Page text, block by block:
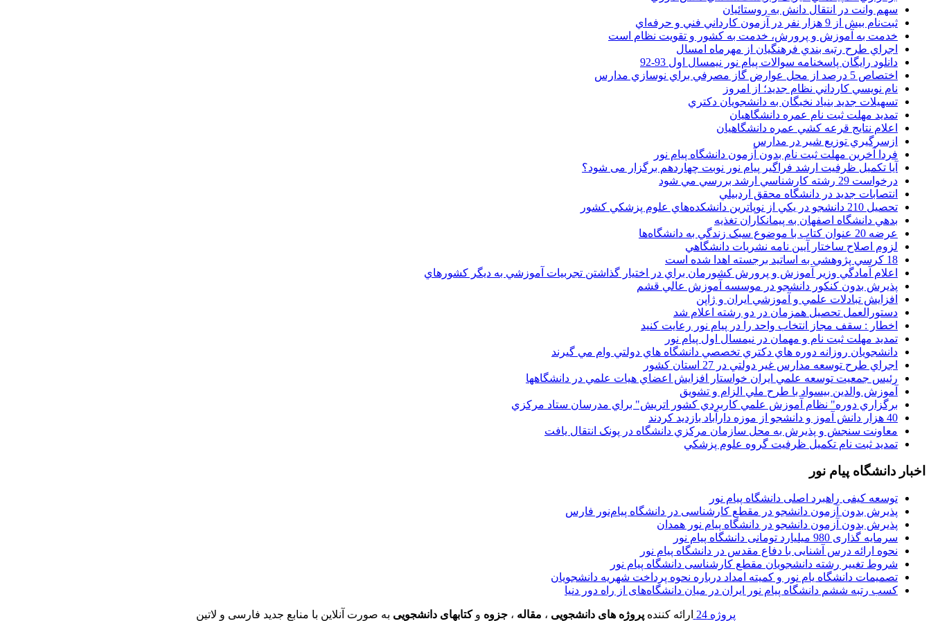
سهم وانت در انتقال دانش به روستائيان
ثبت‌نام بيش از 9 هزار نفر در آزمون کارداني فني و حرفه‌اي
خدمت به آموزش و پرورش، خدمت به کشور و تقويت نظام است
اجراي طرح رتبه بندي فرهنگيان از مهرماه امسال
دانلود رایگان پاسخنامه سوالات پیام نور نیمسال اول 93-92
اختصاص 5 درصد از محل عوارض گاز مصرفي براي نوسازي مدارس
نام نويسي کارداني نظام جديد؛ از امروز
تسهيلات جديد بنياد نخبگان به دانشجويان دکتري
تمديد مهلت ثبت نام عمره دانشگاهيان
اعلام نتايج قرعه کشي عمره دانشگاهيان
ازسرگيري توزيع شير در مدارس
فردا آخرین مهلت ثبت نام بدون آزمون دانشگاه پیام نور
آیا تکمیل ظرفیت ارشد فراگیر پیام نور نوبت چهاردهم برگزار می شود؟
درخواست 29 رشته کارشناسي ارشد بررسي مي شود
انتصابات جديد در دانشگاه محقق اردبيلي
تحصيل 210 دانشجو در يکي از نوپاترين دانشکده‌هاي علوم پزشکي کشور
بدهي دانشگاه اصفهان به پيمانکاران تغذيه
عرضه 20 عنوان کتاب با موضوع سبک زندگي به دانشگاه‌ها
لزوم اصلاح ساختار آيين نامه نشريات دانشگاهي
18 کرسي پژوهشي به اساتيد برجسته اهدا شده است
اعلام آمادگي وزير آموزش و پرورش کشورمان براي در اختيار گذاشتن تجربيات آموزشي به ديگر کشورهاي
پذيرش بدون کنکور دانشجو در موسسه آموزش عالي قشم
افزايش تبادلات علمي و آموزشي ايران و ژاپن
دستورالعمل تحصیل همزمان در دو رشته اعلام شد
اخطار : سقف مجاز انتخاب واحد را در پیام نور رعایت کنید
تمدید مهلت ثبت نام و مهمان در نیمسال اول پیام نور
دانشجويان روزانه دوره هاي دكتري تخصصي دانشگاه هاي دولتي وام مي گيرند
اجراي طرح توسعه مدارس غير دولتي در 27 استان کشور
رئيس جمعيت توسعه علمي ايران خواستار افزايش اعضاي هيات علمي در دانشگاهها
آموزش والدين بيسواد با طرح ملي الزام و تشويق
برگزاري دوره" نظام آموزش علمي كاربردي كشور اتريش" براي مدرسان ستاد مرکزي
40 هزار دانش آموز و دانشجو از موزه دارآباد بازديد کردند
معاونت سنجش و پذيرش به محل سازمان مرکزي دانشگاه در پونک انتقال يافت
تمديد ثبت نام تکميل ظرفيت گروه علوم پزشکي
اخبار دانشگاه پیام نور
توسعه کیفی راهبرد اصلی دانشگاه پیام نور
پذیرش بدون آزمون دانشجو در مقطع کارشناسی در دانشگاه پیام‌نور فارس
پذیرش بدون آزمون دانشجو در دانشگاه پیام نور همدان
سرمایه گذاری 980 میلیارد تومانی دانشگاه پیام نور
نحوه ارائه درس آشنایی با دفاع مقدس در دانشگاه پیام نور
شروط تغییر رشته دانشجویان مقطع کارشناسی دانشگاه پیام نور
تصمیمات دانشگاه یام نور و کمیته امداد درباره نحوه پرداخت شهریه دانشجویان
کسب رتبه ششم دانشگاه پیام نور ایران در میان دانشگاه‌های از راه دور دنیا
پروژه 24 ارائه کنندهپروژه های دانشجویی ، مقاله ،جزوه وکتابهای دانشجویی به صورت آنلاین با منابع جدید فارسی و لاتین